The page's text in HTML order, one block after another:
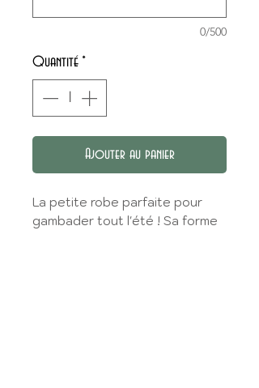
0/500
Quantité *
Ajouter au panier
La petite robe parfaite pour
gambader tout l'été ! Sa forme